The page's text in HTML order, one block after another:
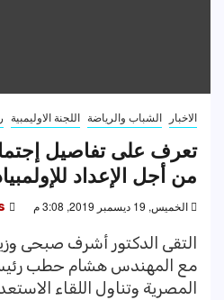
الاخبار الشباب والرياضة اللجنة الاوليمبية
تعرف على تفاصيل
من أجل الإعداد
الخميس, 19 ديسمبر 2019, 3:08 م
التقى الدكتور أشرف صبحى
مع المهندس هشام حطب رئيس
المصرية وتناول اللقاء